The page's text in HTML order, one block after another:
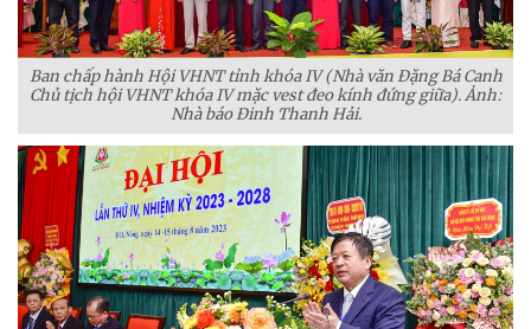
Ban chấp hành Hội VHNT tỉnh khóa IV (Nhà văn Đặng Bá Canh
Chủ tịch hội VHNT khóa IV mặc vest đeo kính đứng giữa). Ảnh:
Nhà báo Đinh Thanh Hải.